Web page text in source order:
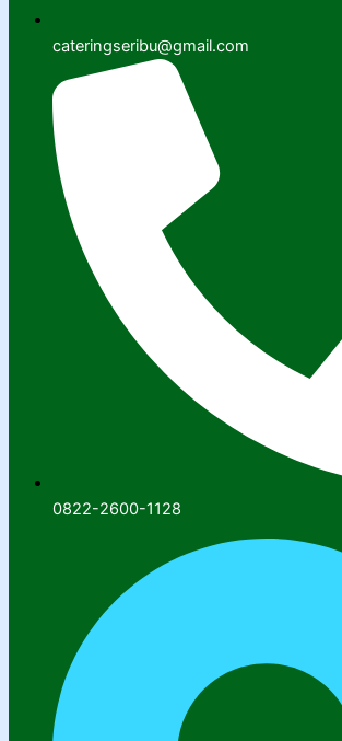
cateringseribu@gmail.com
0822-2600-1128